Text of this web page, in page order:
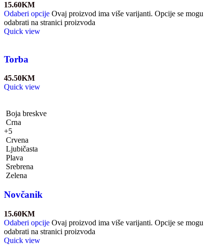
15.60KM
Odaberi opcije Ovaj proizvod ima više varijanti. Opcije se mogu
odabrati na stranici proizvoda
Quick view
Torba
45.50KM
Quick view
Boja breskve
Crna
+5
Crvena
Ljubičasta
Plava
Srebrena
Zelena
Novčanik
15.60KM
Odaberi opcije Ovaj proizvod ima više varijanti. Opcije se mogu
odabrati na stranici proizvoda
Quick view